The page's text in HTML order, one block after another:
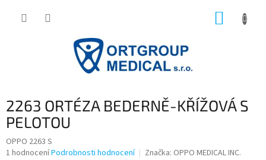
2263 ORTÉZA BEDERNĚ-KŘÍŽOVÁ S
PELOTOU
OPPO 2263 S
Průměrné
1 hodnoceníPodrobnosti hodnocení Značka: OPPO MEDICAL INC.